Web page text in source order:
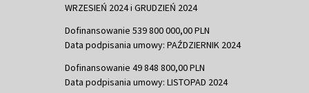
WRZESIEŃ 2024 i GRUDZIEŃ 2024
Dofinansowanie 539 800 000,00 PLN
Data podpisania umowy: PAŹDZIERNIK 2024
Dofinansowanie 49 848 800,00 PLN
Data podpisania umowy: LISTOPAD 2024